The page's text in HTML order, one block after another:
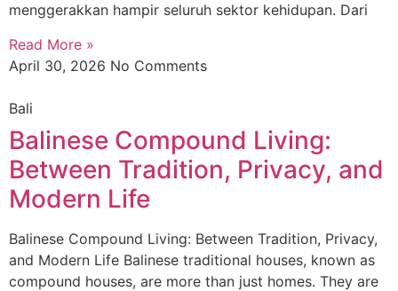
menggerakkan hampir seluruh sektor kehidupan. Dari
Read More »
April 30, 2026 No Comments
Bali
Balinese Compound Living:
Between Tradition, Privacy, and
Modern Life
Balinese Compound Living: Between Tradition, Privacy,
and Modern Life Balinese traditional houses, known as
compound houses, are more than just homes. They are